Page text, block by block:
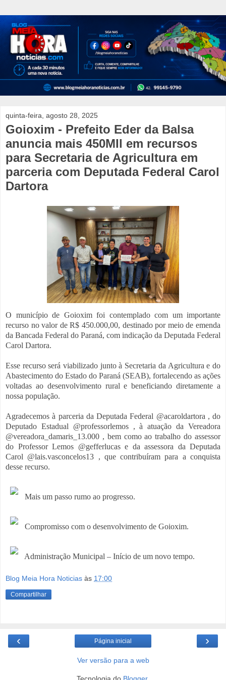
quinta-feira, agosto 28, 2025
Goioxim - Prefeito Eder da Balsa
anuncia mais 450MIl em recursos
para Secretaria de Agricultura em
parceria com Deputada Federal Carol
Dartora
O município de Goioxim foi contemplado com um importante
recurso no valor de R$ 450.000,00, destinado por meio de emenda
da Bancada Federal do Paraná, com indicação da Deputada Federal
Carol Dartora.
Esse recurso será viabilizado junto à Secretaria da Agricultura e do
Abastecimento do Estado do Paraná (SEAB), fortalecendo as ações
voltadas ao desenvolvimento rural e beneficiando diretamente a
nossa população.
Agradecemos à parceria da Deputada Federal @acaroldartora , do
Deputado Estadual @professorlemos , à atuação da Vereadora
@vereadora_damaris_13.000 , bem como ao trabalho do assessor
do Professor Lemos @gefferlucas e da assessora da Deputada
Carol @lais.vasconcelos13 , que contribuíram para a conquista
desse recurso.
Mais um passo rumo ao progresso.
Compromisso com o desenvolvimento de Goioxim.
Administração Municipal – Início de um novo tempo.
Blog Meia Hora Noticias às 17:00
Compartilhar
‹ ›
Página inicial
Ver versão para a web
Tecnologia do Blogger.